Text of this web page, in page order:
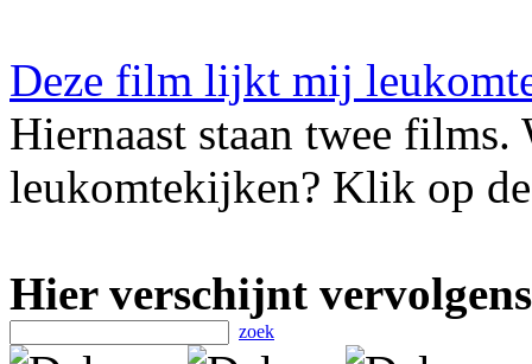
Deze film lijkt mij
Hiernaast staan twee
leukomtekijken? Klik op
Hier verschijnt
zoek